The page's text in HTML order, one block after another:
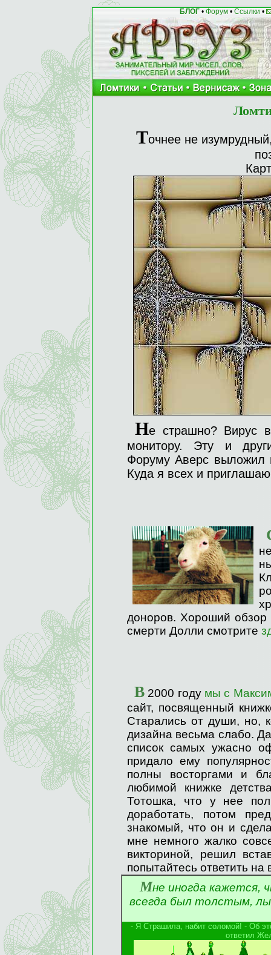
БЛОГ• Форум• Ссылки •
Точнее не
Не страшно? Вирус
монитору. Эту и
Форуму Аверс выложил
Куда я всех и
доноров. Хороший обзор
смерти Долли смотрите
В 2000 году мы с
сайт, посвященный
Старались от души, но,
дизайна весьма слабо.
список самых ужасно
придало ему
полны восторгами и
любимой книжке
Тотошка, что у нее
доработать, потом
знакомый, что он и
мне немного жалко
викториной, решил
попытайтесь ответить на
Мне иногда кажется,
всегда был толстым,
- Я Страшила, набит соломой! - Об
ответил